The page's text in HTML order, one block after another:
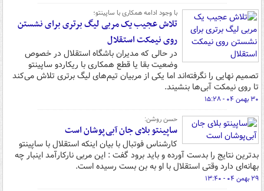
با وجود ادامه همکاری با ساپینتو؛
تلاش عجیب یک مربی لیگ برتری برای نشستن
روی نیمکت استقلال
در حالی که مدیران باشگاه استقلال در خصوص
وضعیت بقا یا قطع همکاری با ریکاردو ساپینتو
تصمیم نهایی را نگرفته‌اند اما یکی از مربیان تیم‌های لیگ برتری تلاش می‌کند
تا روی نیمکت آبی‌ها بنشیند.
۳۰ بهمن ۰۴ - ۱۵:۲۸
حسن روشن:
ساپینتو بلای جان آبی‌پوشان است
کارشناس فوتبال با بیان اینکه استقلال با ساپینتو
بدترین نتایج را بدست آورده و باید برود گفت : این مربی نارکارآمد اینبار چه
بهانه‌ای دارد وقتی استقلال با او به بن بست رسیده است.
۲۹ بهمن ۰۴ - ۱۳:۴۰